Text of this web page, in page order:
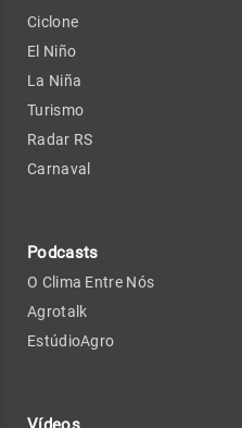
Ciclone
El Niño
La Niña
Turismo
Radar RS
Carnaval
Podcasts
O Clima Entre Nós
Agrotalk
EstúdioAgro